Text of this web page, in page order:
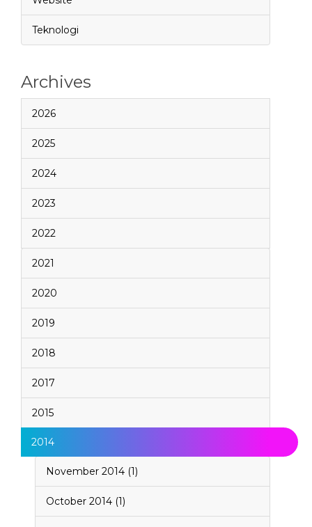
Teknologi
Archives
2026
2025
2024
2023
2022
2021
2020
2019
2018
2017
2015
2014
November 2014 (1)
October 2014 (1)